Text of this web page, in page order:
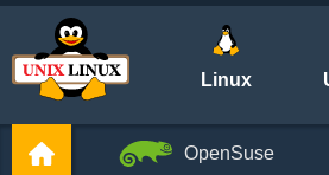
Linux
OpenSuse